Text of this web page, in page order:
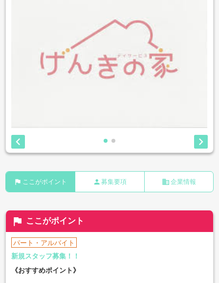
 
flag ここがポイント person 募集要項 business 企業情報
flag ここがポイント
パート・アルバイト
新規スタッフ募集！！
《おすすめポイント》